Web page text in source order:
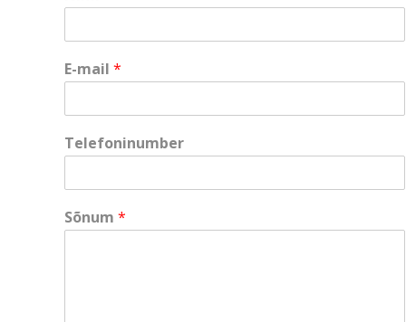
*
S
n
m
E-mail *
Telefoninumber
Sõnum *